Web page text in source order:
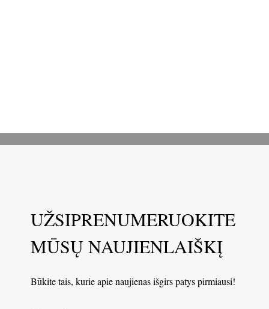
UŽSIPRENUMERUOKITE
MŪSŲ NAUJIENLAIŠKĮ
Būkite tais, kurie apie naujienas išgirs patys pirmiausi!